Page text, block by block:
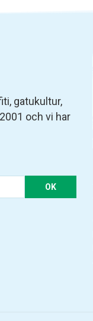
gatukultur,
och vi har
OK